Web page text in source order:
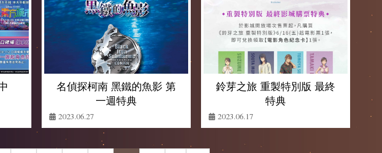
名偵探柯南 黑鐵的魚影 第
一週特典
2023.06.27
鈴芽之旅 重製特別版 最終
特典
2023.06.17